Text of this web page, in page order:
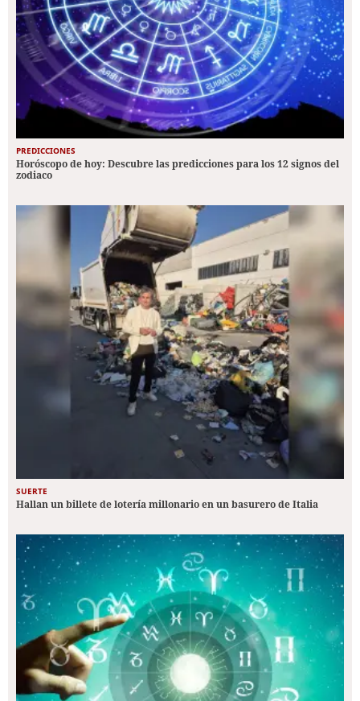
PREDICCIONES
Horóscopo de hoy: Descubre las predicciones para los 12 signos del
zodiaco
SUERTE
Hallan un billete de lotería millonario en un basurero de Italia